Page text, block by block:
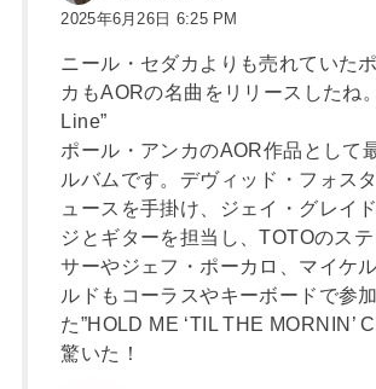
2025年6月26日 6:25 PM
ニール・セダカよりも売れていた
カもAORの名曲をリリースしたね
Line”
ポール・アンカのAOR作品として
ルバムです。デヴィッド・フォス
ュースを手掛け、ジェイ・グレイ
ジとギターを担当し、TOTOのス
サーやジェフ・ポーカロ、マイケ
ルドもコーラスやキーボードで参
た”HOLD ME ‘TIL THE MORNIN’
驚いた！